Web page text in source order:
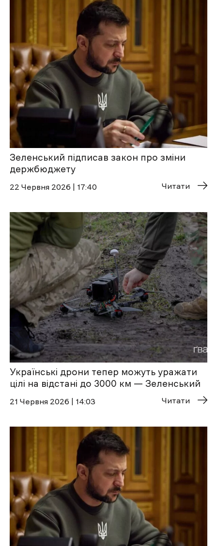
Зеленський підписав закон про зміни
держбюджету
22 Червня 2026 | 17:40 Читати
Українські дрони тепер можуть уражати
цілі на відстані до 3000 км — Зеленський
21 Червня 2026 | 14:03 Читати